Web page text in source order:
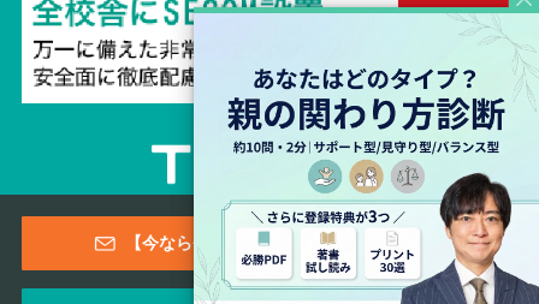
【今なら登録特典あり！】メールマガジン
Copyright © 2026 TESTEA CO., All Rights Reserved.